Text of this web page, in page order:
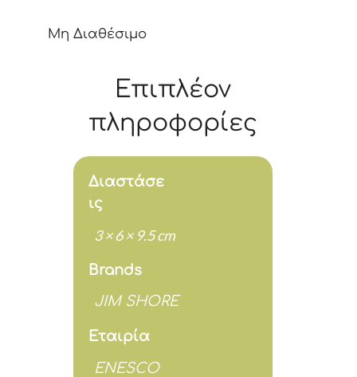
Μη Διαθέσιμο
Επιπλέον
πληροφορίες
Διαστάσε
ις
3 × 6 × 9.5 cm
Brands
JIM SHORE
Εταιρία
ENESCO